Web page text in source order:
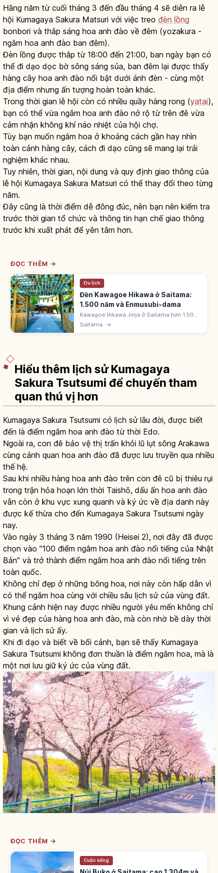
Hằng năm từ cuối tháng 3 đến đầu tháng 4 sẽ diễn ra lễ
hội Kumagaya Sakura Matsuri với việc treo đèn lồng
bonbori và thắp sáng hoa anh đào về đêm (yozakura -
ngắm hoa anh đào ban đêm).
Đèn lồng được thắp từ 18:00 đến 21:00, ban ngày bạn có
thể đi dạo dọc bờ sông sáng sủa, ban đêm lại được thấy
hàng cây hoa anh đào nổi bật dưới ánh đèn - cùng một
địa điểm nhưng ấn tượng hoàn toàn khác.
Trong thời gian lễ hội còn có nhiều quầy hàng rong (yatai),
bạn có thể vừa ngắm hoa anh đào nở rộ từ trên đê vừa
cảm nhận không khí náo nhiệt của hội chợ.
Tùy bạn muốn ngắm hoa ở khoảng cách gần hay nhìn
toàn cảnh hàng cây, cách đi dạo cũng sẽ mang lại trải
nghiệm khác nhau.
Tuy nhiên, thời gian, nội dung và quy định giao thông của
lễ hội Kumagaya Sakura Matsuri có thể thay đổi theo từng
năm.
Đây cũng là thời điểm dễ đông đúc, nên bạn nên kiểm tra
trước thời gian tổ chức và thông tin hạn chế giao thông
trước khi xuất phát để yên tâm hơn.
ĐỌC THÊM →
Du lịch
Đền Kawagoe Hikawa ở Saitama:
1.500 năm và Enmusubi-dama
Kawagoe Hikawa Jinja ở Saitama hơn 1.500
năm, thờ 5 vị thần đứng đầu Susanoo (có 2
Saitama →
Hiểu thêm lịch sử Kumagaya
Sakura Tsutsumi để chuyến tham
quan thú vị hơn
Kumagaya Sakura Tsutsumi có lịch sử lâu đời, được biết
đến là điểm ngắm hoa anh đào từ thời Edo.
Ngoài ra, con đê bảo vệ thị trấn khỏi lũ lụt sông Arakawa
cùng cảnh quan hoa anh đào đã được lưu truyền qua nhiều
thế hệ.
Sau khi nhiều hàng hoa anh đào trên con đê cũ bị thiêu rụi
trong trận hỏa hoạn lớn thời Taishō, dấu ấn hoa anh đào
vẫn còn ở khu vực xung quanh và ký ức về địa danh này
được kế thừa cho đến Kumagaya Sakura Tsutsumi ngày
nay.
Vào ngày 3 tháng 3 năm 1990 (Heisei 2), nơi đây đã được
chọn vào "100 điểm ngắm hoa anh đào nổi tiếng của Nhật
Bản" và trở thành điểm ngắm hoa anh đào nổi tiếng trên
toàn quốc.
Không chỉ đẹp ở những bông hoa, nơi này còn hấp dẫn vì
có thể ngắm hoa cùng với chiều sâu lịch sử của vùng đất.
Khung cảnh hiện nay được nhiều người yêu mến không chỉ
vì vẻ đẹp của hàng hoa anh đào, mà còn nhờ bề dày thời
gian và lịch sử ấy.
Khi đi dạo và biết về bối cảnh, bạn sẽ thấy Kumagaya
Sakura Tsutsumi không đơn thuần là điểm ngắm hoa, mà là
một nơi lưu giữ ký ức của vùng đất.
ĐỌC THÊM →
Cuộc sống